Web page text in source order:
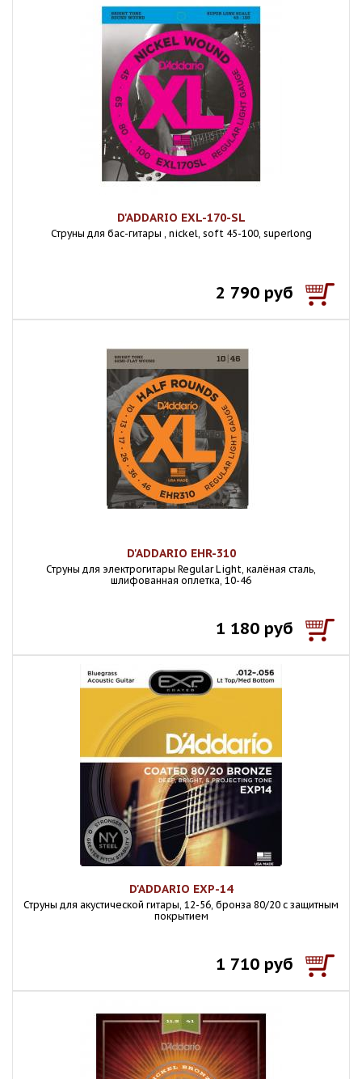
D'ADDARIO EXL-170-SL
Струны для бас-гитары , nickel, soft 45-100, superlong
2 790 руб
D'ADDARIO EHR-310
Струны для электрогитары Regular Light, калёная сталь,
шлифованная оплетка, 10-46
1 180 руб
D'ADDARIO EXP-14
Струны для акустической гитары, 12-56, бронза 80/20 с защитным
покрытием
1 710 руб